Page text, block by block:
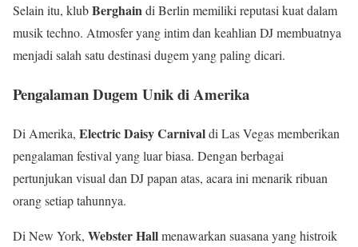
Selain itu, klubBerghaindi Berlin memiliki reputasi kuat dalam
musik techno. Atmosfer yang intim dan keahlian DJ membuatnya
menjadi salah satu destinasi dugem yang paling dicari.
Pengalaman Dugem Unik di Amerika
Di Amerika, Electric Daisy Carnivaldi Las Vegas memberikan
pengalaman festival yang luar biasa. Dengan berbagai
pertunjukan visual dan DJ papan atas, acara ini menarik ribuan
orang setiap tahunnya.
Di New York, Webster Hallmenawarkan suasana yang histroik